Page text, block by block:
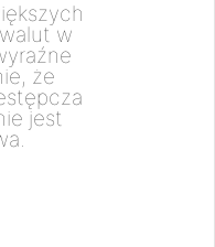
w
że
jest